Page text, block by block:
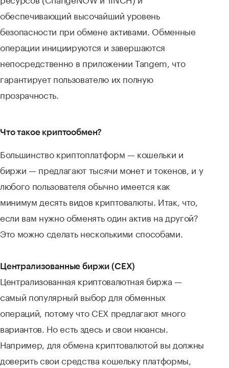
обеспечивающий высочайший уровень
безопасности при обмене активами. Обменные
операции инициируются и завершаются
непосредственно в приложении Tangem, что
гарантирует пользователю их полную
прозрачность.
Что такое криптообмен?
Большинство криптоплатформ — кошельки и
биржи — предлагают тысячи монет и токенов, и у
любого пользователя обычно имеется как
минимум десять видов криптовалюты. Итак, что,
если вам нужно обменять один актив на другой?
Это можно сделать несколькими способами.
Централизованные биржи (CEX)
Централизованная криптовалютная биржа —
самый популярный выбор для обменных
операций, потому что CEX предлагают много
вариантов. Но есть здесь и свои нюансы.
Например, для обмена криптовалютой вы должны
доверить свои средства кошельку платформы,